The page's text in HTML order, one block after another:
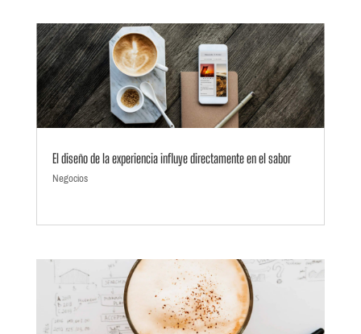
El diseño de la experiencia influye directamente en el sabor
Negocios